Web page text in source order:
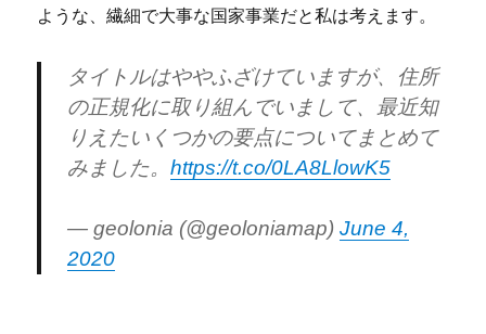
ような、繊細で大事な国家事業だと私は考えます。
タイトルはややふざけていますが、住所
の正規化に取り組んでいまして、最近知
りえたいくつかの要点についてまとめて
みました。https://t.co/0LA8LlowK5
— geolonia (@geoloniamap)June 4,
2020